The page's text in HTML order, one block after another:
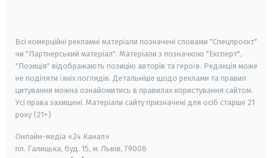
Всі комерційні рекламні матеріали позначені словами "Спецпроєкт"
чи "Партнерський матеріал". Матеріали з позначкою "Експерт",
"Позиція" відображають позицію авторів та героїв. Редакція може
не поділяти їхніх поглядів. Детальніше щодо реклами та правил
цитування можна ознайомитись в правилах користування сайтом.
Усі права захищені. Матеріали сайту призначені для осіб старше 21
року (21+)
Онлайн-медіа «24 Канал»
пл. Галицька, буд. 15, м. Львів, 79008